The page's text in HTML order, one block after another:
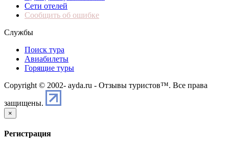
Сети отелей
Сообщить об ошибке
Службы
Поиск тура
Авиабилеты
Горящие туры
Copyright © 2002- ayda.ru - Отзывы туристов™. Все права
защищены.
×
Регистрация